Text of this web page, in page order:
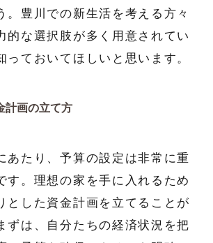
。豊川での新生活を考える方々
的な選択肢が多く用意されてい
っておいてほしいと思います。
計画の立て方
あたり、予算の設定は非常に重
す。理想の家を手に入れるため
とした資金計画を立てることが
ずは、自分たちの経済状況を把